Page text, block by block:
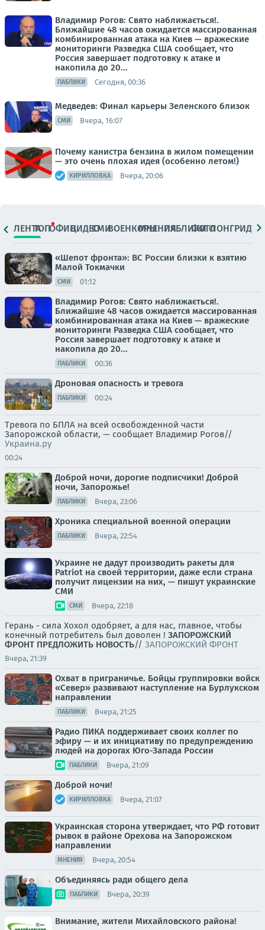
Владимир Рогов: Свято наближається!.
Ближайшие 48 часов ожидается массированная
комбинированная атака на Киев — вражеские
мониторинги Разведка США сообщает, что
Россия завершает подготовку к атаке и
накопила до 20...
ПАБЛИКИ Сегодня, 00:36
Медведев: Финал карьеры Зеленского близок
СМИ Вчера, 16:07
Почему канистра бензина в жилом помещении
— это очень плохая идея (особенно летом!)
КИРИЛЛОВКА Вчера, 20:06
ЛЕНТАТОПОФИЦ.ВИДЕОСМИВОЕНКОРЫМНЕНИЯПАБЛИКИ
ФОТОЛОНГРИДЫ
«Шепот фронта»: ВС России близки к взятию
Малой Токмачки
СМИ 01:12
Владимир Рогов: Свято наближається!.
Ближайшие 48 часов ожидается массированная
комбинированная атака на Киев — вражеские
мониторинги Разведка США сообщает, что
Россия завершает подготовку к атаке и
накопила до 20...
ПАБЛИКИ 00:36
Дроновая опасность и тревога
ПАБЛИКИ 00:24
Тревога по БПЛА на всей освобожденной части
Запорожской области, — сообщает Владимир Рогов//
Украина.ру
00:24
Доброй ночи, дорогие подписчики! Доброй
ночи, Запорожье!
ПАБЛИКИ Вчера, 23:06
Хроника специальной военной операции
ПАБЛИКИ Вчера, 22:54
Украине не дадут производить ракеты для
Patriot на своей территории, даже если страна
получит лицензии на них, — пишут украинские
СМИ
СМИ Вчера, 22:18
Герань - сила Хохол одобряет, а для нас, главное, чтобы
конечный потребитель был доволен ! ЗАПОРОЖСКИЙ
ФРОНТ ПРЕДЛОЖИТЬ НОВОСТЬ// ЗАПОРОЖСКИЙ ФРОНТ
Вчера, 21:39
Охват в приграничье. Бойцы группировки войск
«Север» развивают наступление на Бурлукском
направлении
ПАБЛИКИ Вчера, 21:25
Радио ПИКА поддерживает своих коллег по
эфиру — и их инициативу по предупреждению
людей на дорогах Юго-Запада России
ПАБЛИКИ Вчера, 21:09
Доброй ночи!
КИРИЛЛОВКА Вчера, 21:07
Украинская сторона утверждает, что РФ готовит
рывок в районе Орехова на Запорожском
направлении
МНЕНИЯ Вчера, 20:54
Объединяясь ради общего дела
ПАБЛИКИ Вчера, 20:39
Внимание, жители Михайловского района!